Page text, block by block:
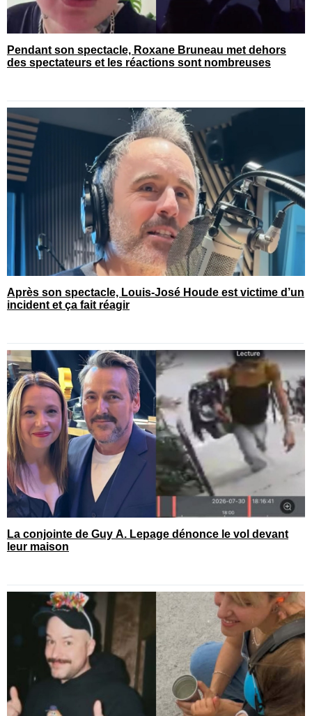
Pendant son spectacle, Roxane Bruneau met dehors
des spectateurs et les réactions sont nombreuses
Après son spectacle, Louis-José Houde est victime d’un
incident et ça fait réagir
La conjointe de Guy A. Lepage dénonce le vol devant
leur maison